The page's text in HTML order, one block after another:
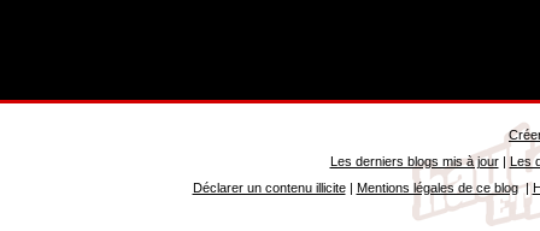
Les derniers blogs mis à jour| Les
Déclarer un contenu illicite| Mentions légales de ce blog|